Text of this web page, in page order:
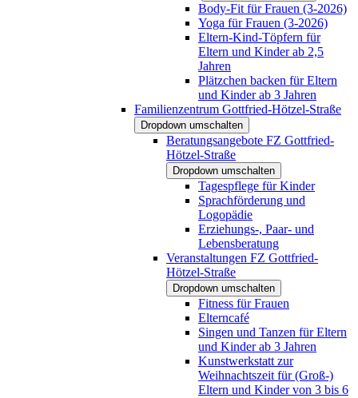
Body-Fit für Frauen (3-2026)
Yoga für Frauen (3-2026)
Eltern-Kind-Töpfern für
Eltern und Kinder ab 2,5
Jahren
Plätzchen backen für Eltern
und Kinder ab 3 Jahren
Familienzentrum Gottfried-Hötzel-Straße
Dropdown umschalten
Beratungsangebote FZ Gottfried-
Hötzel-Straße
Dropdown umschalten
Tagespflege für Kinder
Sprachförderung und
Logopädie
Erziehungs-, Paar- und
Lebensberatung
Veranstaltungen FZ Gottfried-
Hötzel-Straße
Dropdown umschalten
Fitness für Frauen
Elterncafé
Singen und Tanzen für Eltern
und Kinder ab 3 Jahren
Kunstwerkstatt zur
Weihnachtszeit für (Groß-)
Eltern und Kinder von 3 bis 6